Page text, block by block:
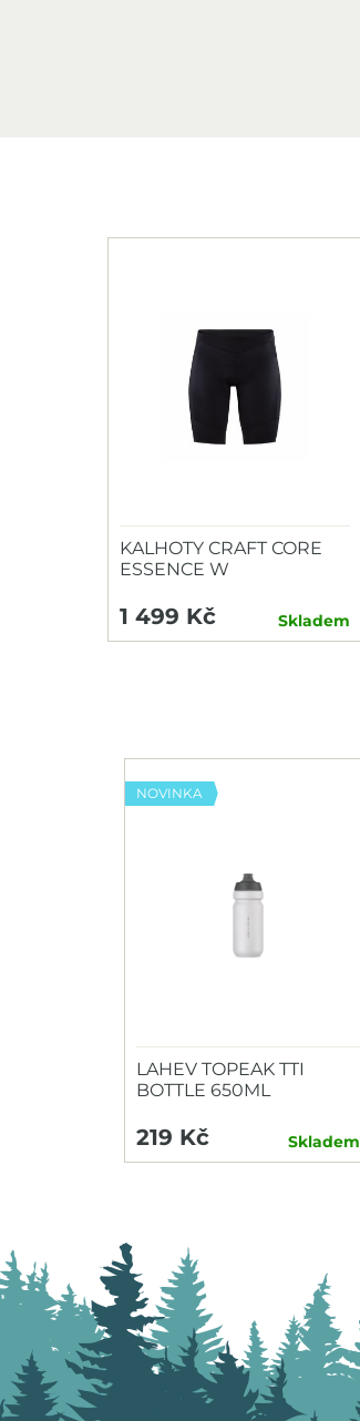
KALHOTY CRAFT CORE
ESSENCE W
1 499 Kč Skladem
NOVINKA
LAHEV TOPEAK TTI
BOTTLE 650ML
219 Kč Skladem